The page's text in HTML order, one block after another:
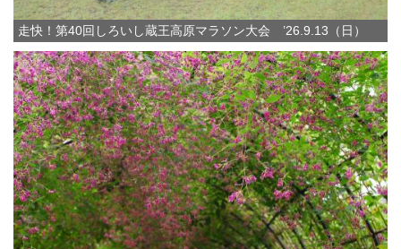
走快！第40回しろいし蔵王高原マラソン大会 ’26.9.13（日）